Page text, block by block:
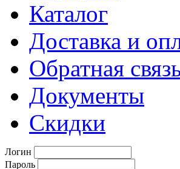
Каталог
Доставка и
Обратная
Документы
Скидки
Логин
Пароль